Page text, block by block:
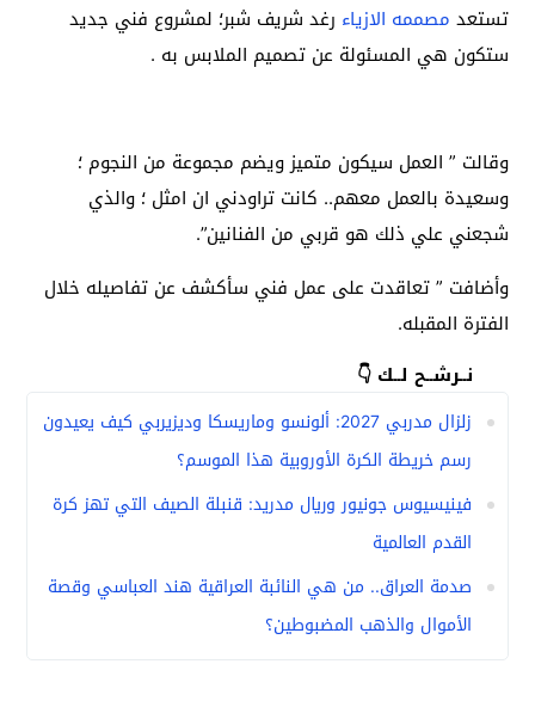
تستعد مصممه الازياء رغد شريف شبر؛ لمشروع فني جديد
ستكون هي المسئولة عن تصميم الملابس به .
وقالت ” العمل سيكون متميز ويضم مجموعة من النجوم ؛
وسعيدة بالعمل معهم.. كانت تراودني ان امثل ؛ والذي
شجعني علي ذلك هو قربي من الفنانين”.
وأضافت ” تعاقدت على عمل فني سأكشف عن تفاصيله خلال
الفترة المقبله.
نــرشــح لــك 👇
زلزال مدربي 2027: ألونسو وماريسكا وديزيربي كيف يعيدون
رسم خريطة الكرة الأوروبية هذا الموسم؟
فينيسيوس جونيور وريال مدريد: قنبلة الصيف التي تهز كرة
القدم العالمية
صدمة العراق.. من هي النائبة العراقية هند العباسي وقصة
الأموال والذهب المضبوطين؟